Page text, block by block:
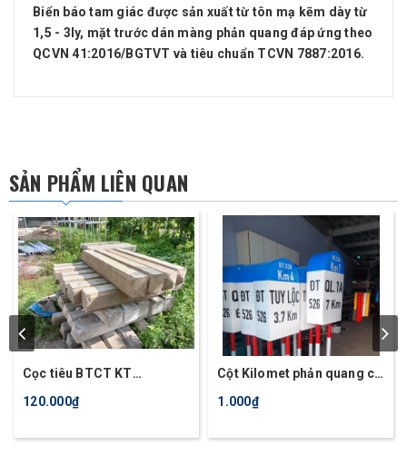
Biển báo tam giác được sản xuất từ tôn mạ kẽm dày từ
1,5 - 3ly, mặt trước dán màng phản quang đáp ứng theo
QCVN 41:2016/BGTVT và tiêu chuẩn TCVN 7887:2016.
SẢN PHẨM LIÊN QUAN
Cọc tiêu BTCT KT
15x15cm
120.000₫
Cột Kilomet phản quang có
chân
1.000₫